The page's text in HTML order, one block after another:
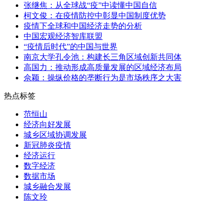
张继焦：从全球战“疫”中读懂中国自信
柯文俊：在疫情防控中彰显中国制度优势
疫情下全球和中国经济走势的分析
中国宏观经济智库联盟
“疫情后时代”的中国与世界
南京大学孔令池：构建长三角区域创新共同体
高国力：推动形成高质量发展的区域经济布局
佘颖：操纵价格的垄断行为是市场秩序之大害
热点标签
范恒山
经济向好发展
城乡区域协调发展
新冠肺炎疫情
经济运行
数字经济
数据市场
城乡融合发展
陈文玲